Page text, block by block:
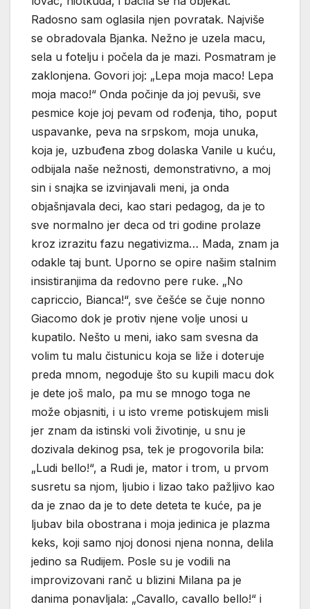
Radosno sam oglasila njen povratak. Najviše
se obradovala Bjanka. Nežno je uzela macu,
sela u fotelju i počela da je mazi. Posmatram je
zaklonjena. Govori joj: „Lepa moja maco! Lepa
moja maco!“ Onda počinje da joj pevuši, sve
pesmice koje joj pevam od rođenja, tiho, poput
uspavanke, peva na srpskom, moja unuka,
koja je, uzbuđena zbog dolaska Vanile u kuću,
odbijala naše nežnosti, demonstrativno, a moj
sin i snajka se izvinjavali meni, ja onda
objašnjavala deci, kao stari pedagog, da je to
sve normalno jer deca od tri godine prolaze
kroz izrazitu fazu negativizma… Mada, znam ja
odakle taj bunt. Uporno se opire našim stalnim
insistiranjima da redovno pere ruke. „No
capriccio, Bianca!“, sve češće se čuje nonno
Giacomo dok je protiv njene volje unosi u
kupatilo. Nešto u meni, iako sam svesna da
volim tu malu čistunicu koja se liže i doteruje
preda mnom, negoduje što su kupili macu dok
je dete još malo, pa mu se mnogo toga ne
može objasniti, i u isto vreme potiskujem misli
jer znam da istinski voli životinje, u snu je
dozivala dekinog psa, tek je progovorila bila:
„Ludi bello!“, a Rudi je, mator i trom, u prvom
susretu sa njom, ljubio i lizao tako pažljivo kao
da je znao da je to dete deteta te kuće, pa je
ljubav bila obostrana i moja jedinica je plazma
keks, koji samo njoj donosi njena nonna, delila
jedino sa Rudijem. Posle su je vodili na
improvizovani ranč u blizini Milana pa je
danima ponavljala: „Cavallo, cavallo bello!“ i